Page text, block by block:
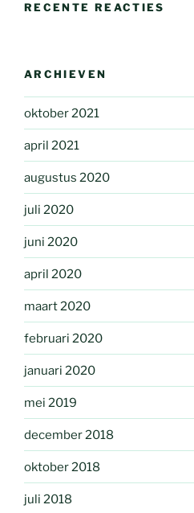
RECENTE REACTIES
ARCHIEVEN
oktober 2021
april 2021
augustus 2020
juli 2020
juni 2020
april 2020
maart 2020
februari 2020
januari 2020
mei 2019
december 2018
oktober 2018
juli 2018